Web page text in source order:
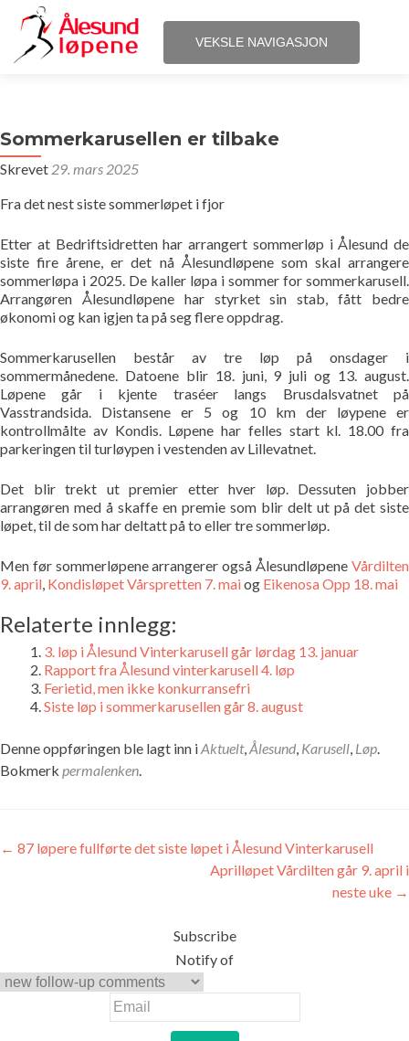
VEKSLE NAVIGASJON
Løpene
Terminliste
Resultater
Løpegrupper
Bildegalleri
Kontakt oss
Om oss
Sommerkarusellen er tilbake
Skrevet 29. mars 2025
Fra det nest siste sommerløpet i fjor
Etter at Bedriftsidretten har arrangert sommerløp i Ålesund de
siste fire årene, er det nå Ålesundløpene som skal arrangere
sommerløpa i 2025. De kaller løpa i sommer for sommerkarusell.
Arrangøren Ålesundløpene har styrket sin stab, fått bedre
økonomi og kan igjen ta på seg flere oppdrag.
Sommerkarusellen består av tre løp på onsdager i
sommermånedene. Datoene blir 18. juni, 9 juli og 13. august.
Løpene går i kjente traséer langs Brusdalsvatnet på
Vasstrandsida. Distansene er 5 og 10 km der løypene er
kontrollmålte av Kondis. Løpene har felles start kl. 18.00 fra
parkeringen til turløypen i vestenden av Lillevatnet.
Det blir trekt ut premier etter hver løp. Dessuten jobber
arrangøren med å skaffe en premie som blir delt ut på det siste
løpet, til de som har deltatt på to eller tre sommerløp.
Men før sommerløpene arrangerer også Ålesundløpene Vårdilten
9. april, Kondisløpet Vårspretten 7. maiog Eikenosa Opp 18. mai
Relaterte innlegg:
3. løp i Ålesund Vinterkarusell går lørdag 13. januar
Rapport fra Ålesund vinterkarusell 4. løp
Ferietid, men ikke konkurransefri
Siste løp i sommerkarusellen går 8. august
Denne oppføringen ble lagt inn iAktuelt,Ålesund, Karusell, Løp.
Bokmerk permalenken.
Innleggsnavigasjon
← 87 løpere fullførte det siste løpet i Ålesund Vinterkarusell
Aprilløpet Vårdilten går 9. april i
neste uke →
Subscribe
Notify of